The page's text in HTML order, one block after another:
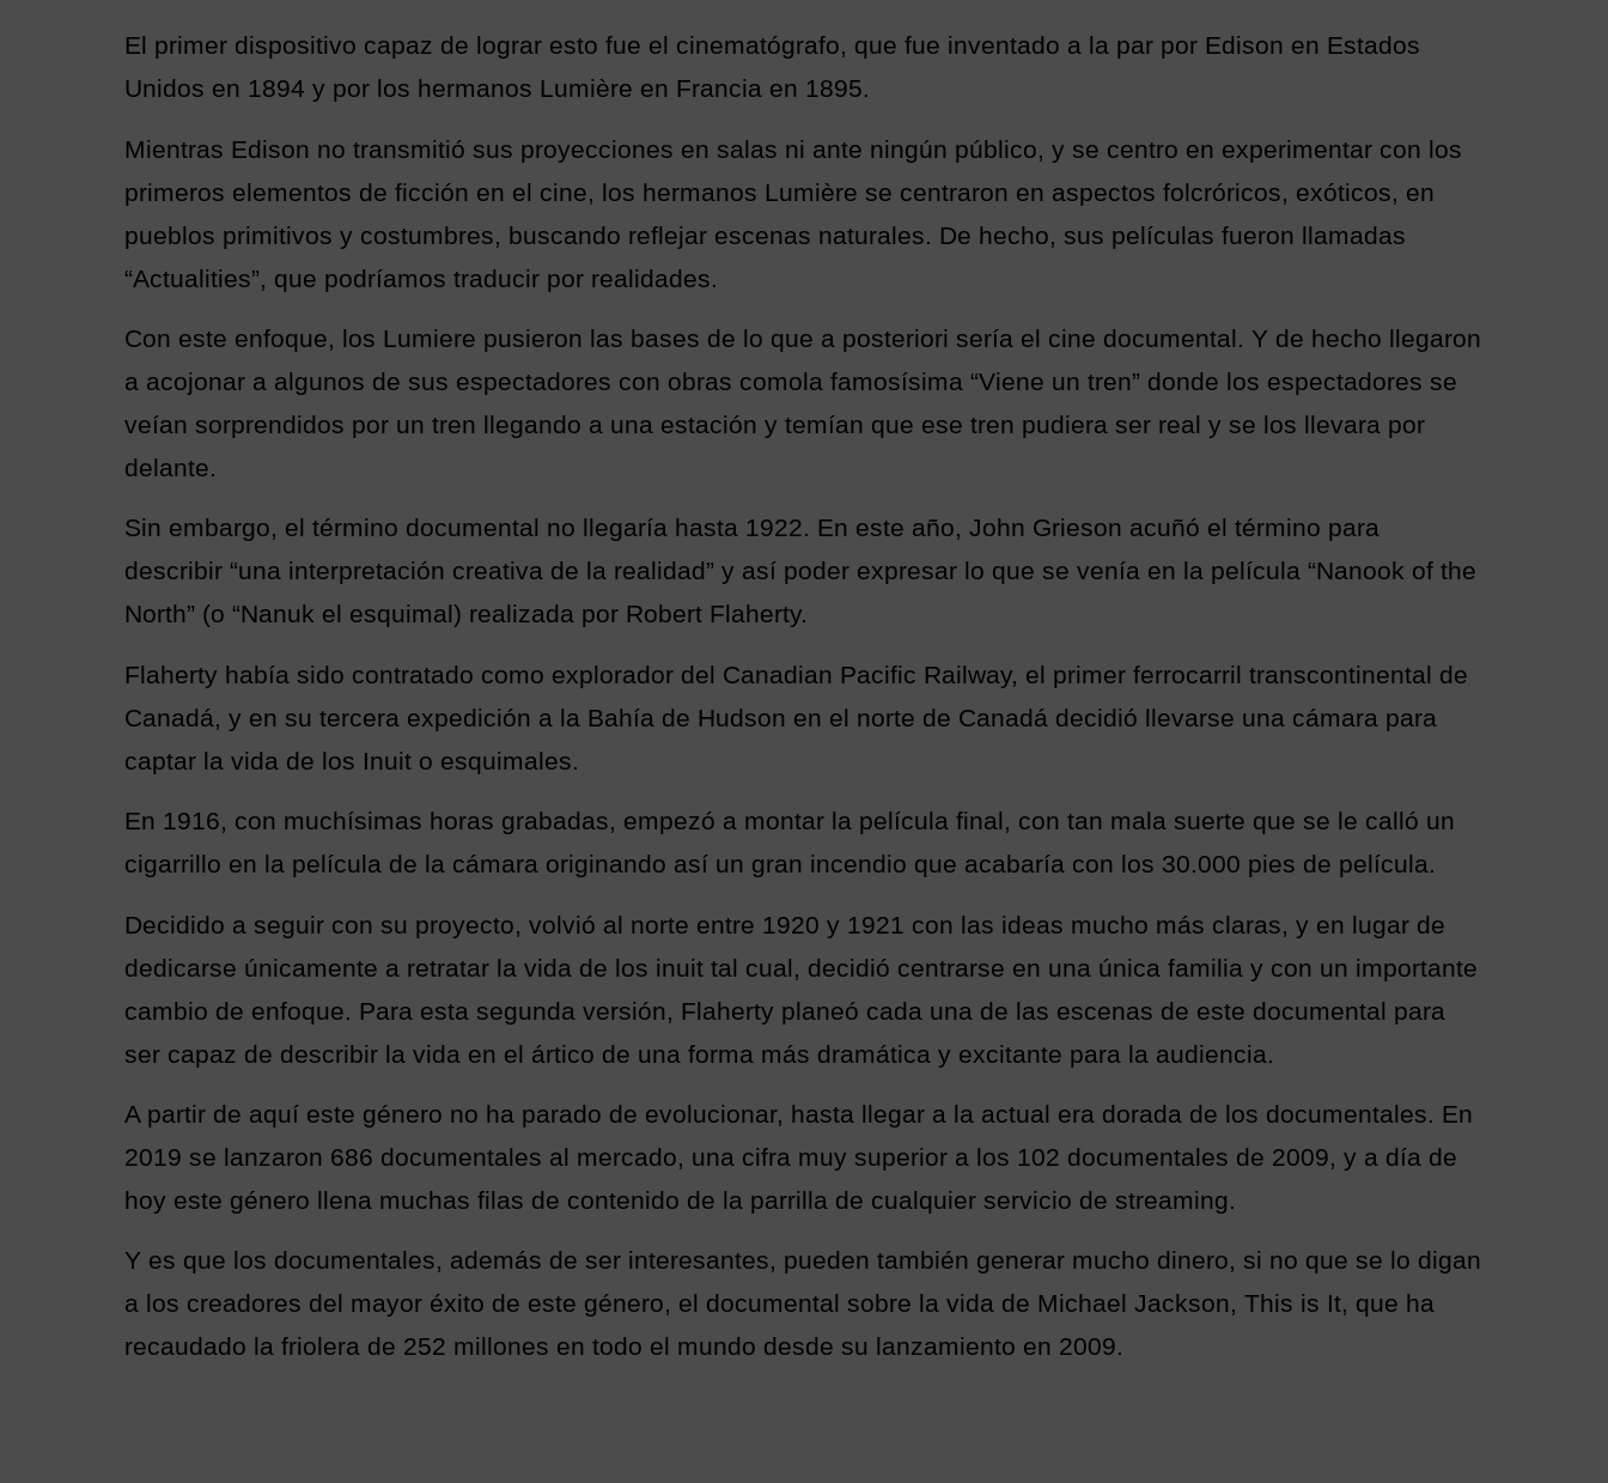
El primer dispositivo capaz de lograr esto fue el cinematógrafo, que fue inventado a la par por Edison en Estados
Unidos en 1894 y por los hermanos Lumière en Francia en 1895.
Mientras Edison no transmitió sus proyecciones en salas ni ante ningún público, y se centro en experimentar con los
primeros elementos de ficción en el cine, los hermanos Lumière se centraron en aspectos folcróricos, exóticos, en
pueblos primitivos y costumbres, buscando reflejar escenas naturales. De hecho, sus películas fueron llamadas
“Actualities”, que podríamos traducir por realidades.
Con este enfoque, los Lumiere pusieron las bases de lo que a posteriori sería el cine documental. Y de hecho llegaron
a acojonar a algunos de sus espectadores con obras comola famosísima “Viene un tren” donde los espectadores se
veían sorprendidos por un tren llegando a una estación y temían que ese tren pudiera ser real y se los llevara por
delante.
Sin embargo, el término documental no llegaría hasta 1922. En este año, John Grieson acuñó el término para
describir “una interpretación creativa de la realidad” y así poder expresar lo que se venía en la película “Nanook of the
North” (o “Nanuk el esquimal) realizada por Robert Flaherty.
Flaherty había sido contratado como explorador del Canadian Pacific Railway, el primer ferrocarril transcontinental de
Canadá, y en su tercera expedición a la Bahía de Hudson en el norte de Canadá decidió llevarse una cámara para
captar la vida de los Inuit o esquimales.
En 1916, con muchísimas horas grabadas, empezó a montar la película final, con tan mala suerte que se le calló un
cigarrillo en la película de la cámara originando así un gran incendio que acabaría con los 30.000 pies de película.
Decidido a seguir con su proyecto, volvió al norte entre 1920 y 1921 con las ideas mucho más claras, y en lugar de
dedicarse únicamente a retratar la vida de los inuit tal cual, decidió centrarse en una única familia y con un importante
cambio de enfoque. Para esta segunda versión, Flaherty planeó cada una de las escenas de este documental para
ser capaz de describir la vida en el ártico de una forma más dramática y excitante para la audiencia.
A partir de aquí este género no ha parado de evolucionar, hasta llegar a la actual era dorada de los documentales. En
2019 se lanzaron 686 documentales al mercado, una cifra muy superior a los 102 documentales de 2009, y a día de
hoy este género llena muchas filas de contenido de la parrilla de cualquier servicio de streaming.
Y es que los documentales, además de ser interesantes, pueden también generar mucho dinero, si no que se lo digan
a los creadores del mayor éxito de este género, el documental sobre la vida de Michael Jackson, This is It, que ha
recaudado la friolera de 252 millones en todo el mundo desde su lanzamiento en 2009.